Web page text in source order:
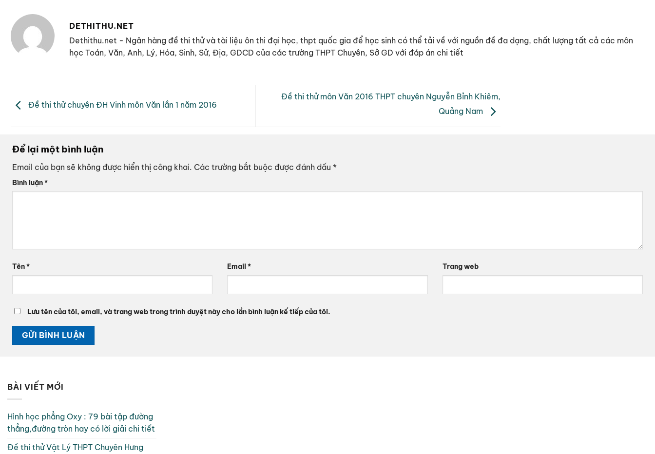
DETHITHU.NET
Dethithu.net - Ngân hàng đề thi thử và tài liệu ôn thi đại học, thpt quốc gia để học sinh có thể tải về với nguồn đề đa dạng, chất lượng tất cả các môn
học Toán, Văn, Anh, Lý, Hóa, Sinh, Sử, Địa, GDCD của các trường THPT Chuyên, Sở GD với đáp án chi tiết
Đề thi thử chuyên ĐH Vinh môn Văn lần 1 năm 2016
Đề thi thử môn Văn 2016 THPT chuyên Nguyễn Bỉnh Khiêm,
Quảng Nam
Để lại một bình luận
Email của bạn sẽ không được hiển thị công khai. Các trường bắt buộc được đánh dấu *
Bình luận*
Tên* Email* Trang web
Lưu tên của tôi, email, và trang web trong trình duyệt này cho lần bình luận kế tiếp của tôi.
BÀI VIẾT MỚI
Hình học phẳng Oxy : 79 bài tập đường
thẳng,đường tròn hay có lời giải chi tiết
Đề thi thử Vật Lý THPT Chuyên Hưng